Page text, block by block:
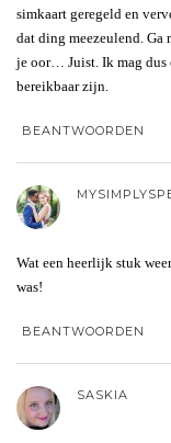
simkaart geregeld en
dat ding meezeulend. Ga
je oor… Juist. Ik mag dus
bereikbaar zijn.
BEANTWOORDEN
Wat een heerlijk stuk
was!
BEANTWOORDEN
SASKIA